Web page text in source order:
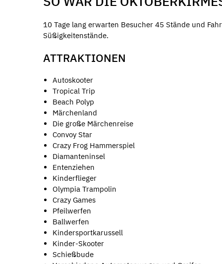
10 Tage lang erwarten Besucher 45 Stände und
Süßigkeitenstände.
ATTRAKTIONEN
Autoskooter
Tropical Trip
Beach Polyp
Märchenland
Die große Märchenreise
Convoy Star
Crazy Frog Hammerspiel
Diamanteninsel
Entenziehen
Kinderflieger
Olympia Trampolin
Crazy Games
Pfeilwerfen
Ballwerfen
Kindersportkarussell
Kinder-Skooter
Schießbude